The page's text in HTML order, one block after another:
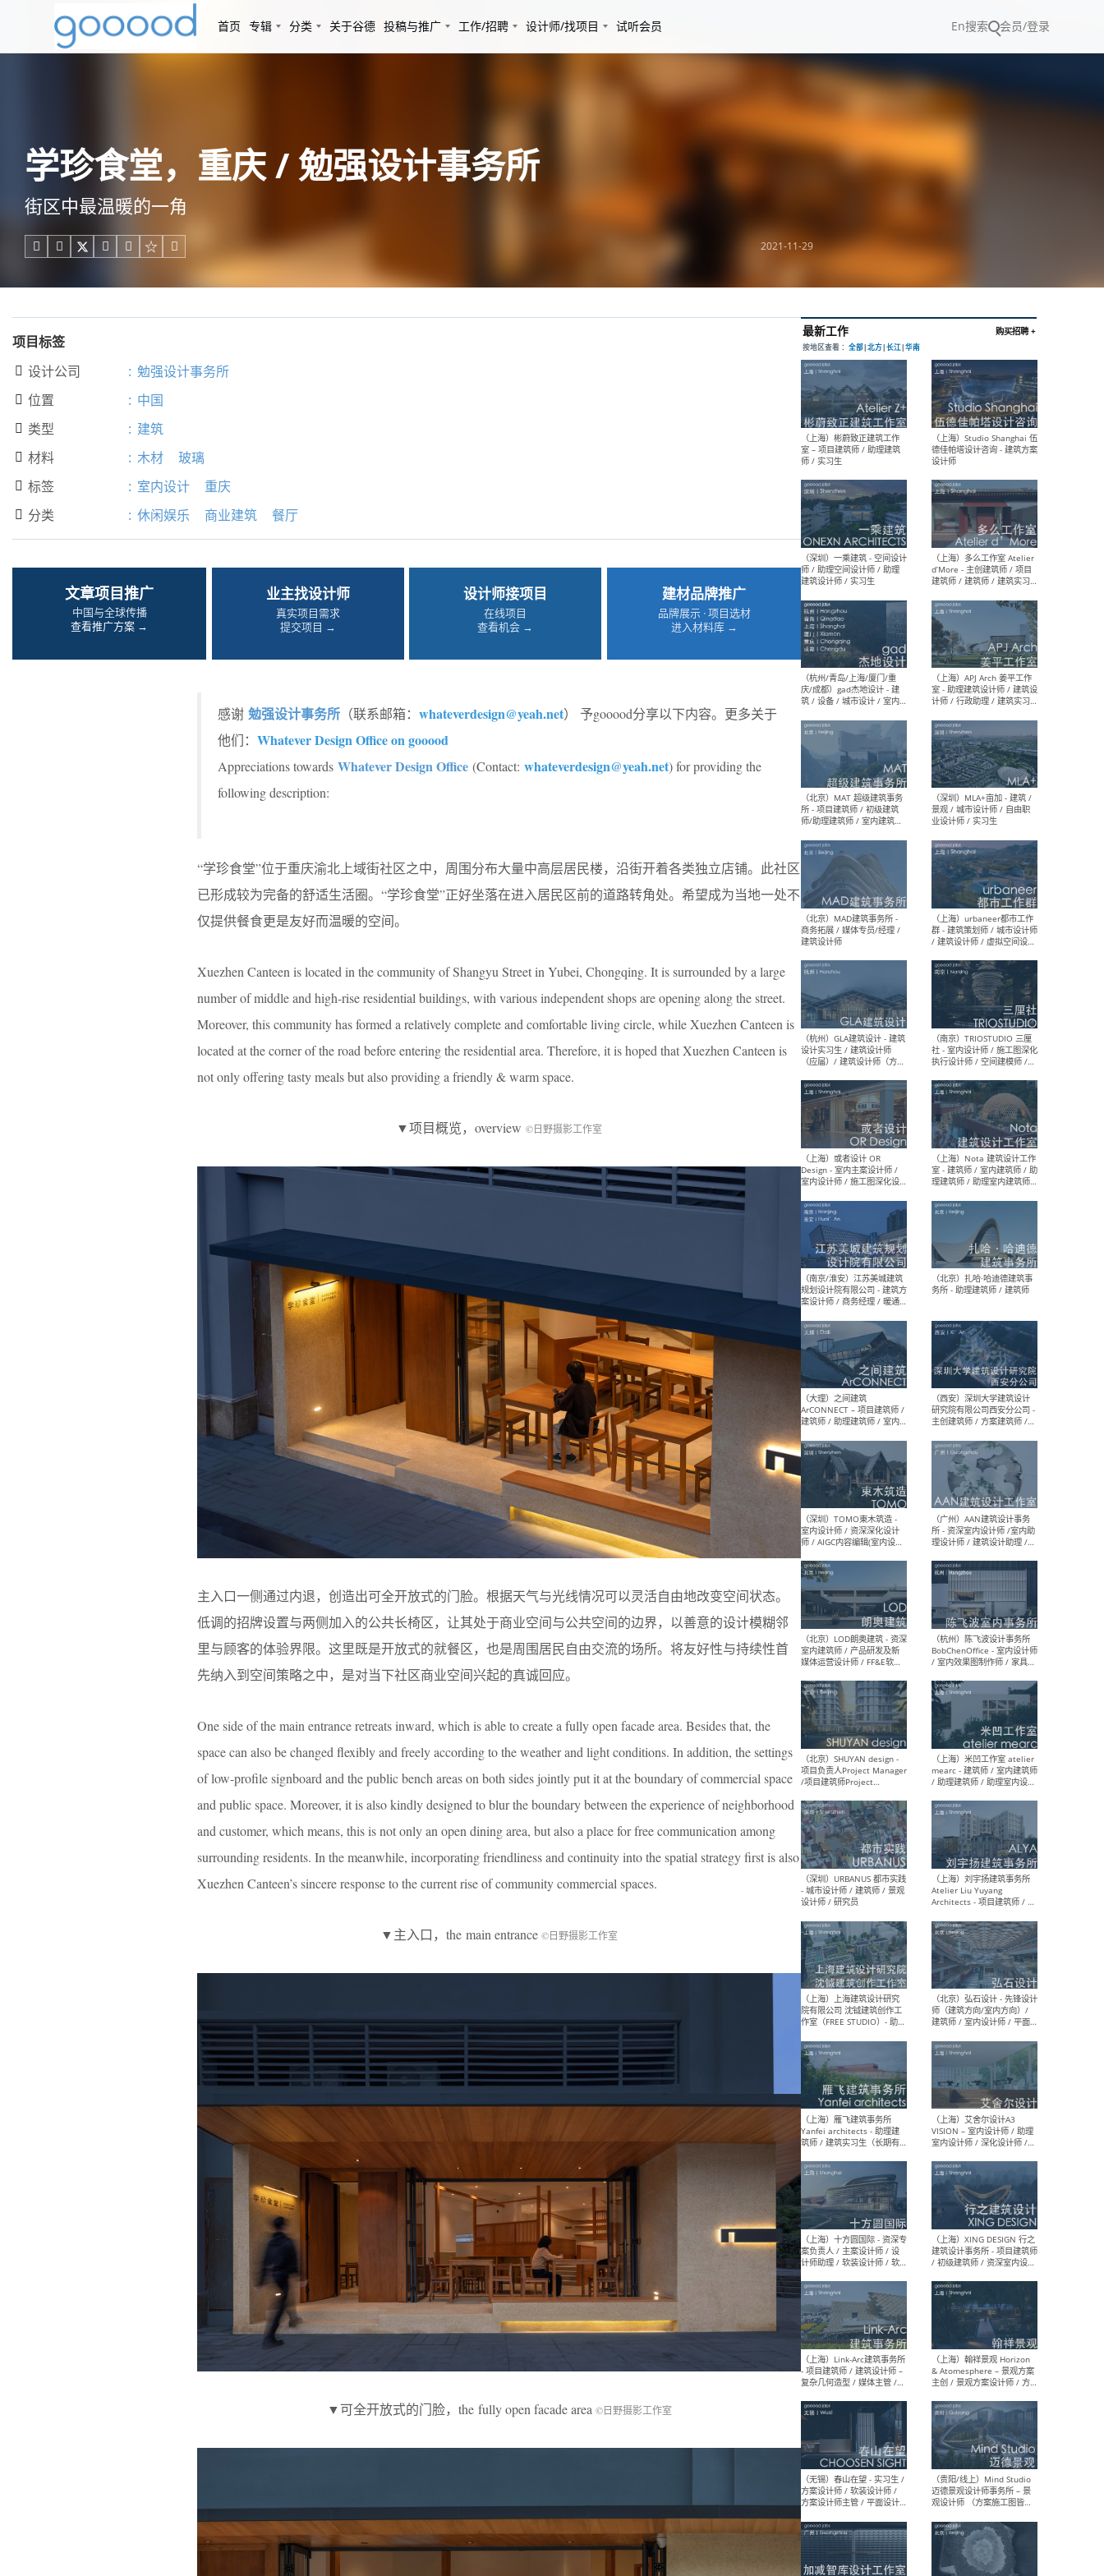
首页 专辑 分类 关于谷德 投稿与推广 工作/招聘 设计师/找项目 试听会员 En搜索 会员/登录
学珍食堂，重庆 / 勉强设计事务所
街区中最温暖的一角
     2021-11-29
项目标签
 设计公司 : 勉强设计事务所
 位置 : 中国
 类型 : 建筑
 材料 : 木材 玻璃
 标签 : 室内设计 重庆
 分类 : 休闲娱乐 商业建筑 餐厅
文章项目推广
中国与全球传播
查看推广方案 →
业主找设计师
真实项目需求
提交项目 →
设计师接项目
在线项目
查看机会 →
建材品牌推广
品牌展示 · 项目选材
进入材料库 →
感谢 勉强设计事务所 （联系邮箱： whateverdesign@yeah.net） 予gooood分享以下内容。更多关于
他们： Whatever Design Office on gooood
Appreciations towards Whatever Design Office (Contact: whateverdesign@yeah.net) for providing the
following description:
“学珍食堂”位于重庆渝北上域街社区之中，周围分布大量中高层居民楼，沿街开着各类独立店铺。此社区
已形成较为完备的舒适生活圈。“学珍食堂”正好坐落在进入居民区前的道路转角处。希望成为当地一处不
仅提供餐食更是友好而温暖的空间。
Xuezhen Canteen is located in the community of Shangyu Street in Yubei, Chongqing. It is surrounded by a large
number of middle and high-rise residential buildings, with various independent shops are opening along the street.
Moreover, this community has formed a relatively complete and comfortable living circle, while Xuezhen Canteen is
located at the corner of the road before entering the residential area. Therefore, it is hoped that Xuezhen Canteen is
not only offering tasty meals but also providing a friendly & warm space.
▼项目概览，overview ©日野摄影工作室
主入口一侧通过内退，创造出可全开放式的门脸。根据天气与光线情况可以灵活自由地改变空间状态。
低调的招牌设置与两侧加入的公共长椅区，让其处于商业空间与公共空间的边界，以善意的设计模糊邻
里与顾客的体验界限。这里既是开放式的就餐区，也是周围居民自由交流的场所。将友好性与持续性首
先纳入到空间策略之中，是对当下社区商业空间兴起的真诚回应。
One side of the main entrance retreats inward, which is able to create a fully open facade area. Besides that, the
space can also be changed flexibly and freely according to the weather and light conditions. In addition, the settings
of low-profile signboard and the public bench areas on both sides jointly put it at the boundary of commercial space
and public space. Moreover, it is also kindly designed to blur the boundary between the experience of neighborhood
and customer, which means, this is not only an open dining area, but also a place for free communication among
surrounding residents. In the meanwhile, incorporating friendliness and continuity into the spatial strategy first is also
Xuezhen Canteen’s sincere response to the current rise of community commercial spaces.
▼主入口，the main entrance ©日野摄影工作室
▼可全开放式的门脸，the fully open facade area ©日野摄影工作室
最新工作
按地区查看 ：全部|北方|长江
（上海）彬蔚致正建筑工作
室 – 项目建筑师 / 助理建筑
师 / 实习生
（深圳）一乘建筑 - 空间设计
师 / 助理空间设计师 / 助理
建筑设计师 / 实习生
（杭州/青岛/上海/厦门/重
庆/成都）gad杰地设计 - 建
筑 / 设备 / 城市设计 / 室内 /
幕墙 / BIM / 成本 / 工程 / 运
营 / 品牌 / 观点views / 实习
等
（北京）MAT 超级建筑事务
所 - 项目建筑师 / 初级建筑
/ 实习生
（北京）MAD建筑事务所 -
商务拓展 / 媒体专员/经理 /
建筑设计师
（杭州）GLA建筑设计 - 建筑
设计实习生 / 建筑设计师
（应届）/ 建筑设计师（方案
设计）/ 建筑设计师（施工
图）/ 结构设计师 / 给排水设
计师
（上海）或者设计 OR
Design - 室内主案设计师 /
室内设计师 / 施工图深化设
计师 / 室内设计助理 / 新媒
体运营
（南京/淮安）江苏美城建筑
规划设计院有限公司 - 建筑方
案设计师 / 商务经理 / 暖通
设计师 / 造价工程师
（大理）之间建筑
ArCONNECT – 项目建筑师 /
建筑师 / 助理建筑师 / 室内
设计师 / 实习生
（深圳）TOMO東木筑造 -
室内设计师 / 资深深化设计
方向) / 照明设计师 / 软装设
计师
（北京）LOD朗奥建筑 - 资深
室内建筑师 / 产品研发及新
媒体运营设计师 / FF&E软装
设计师 / 深化设计师 / 实习
生
（北京）SHUYAN design -
项目负责人Project Manager
/项目建筑师Project
Architect / 助理建筑师
Assistant Architect / 创始
人助理Founder's Assistant
/ 实习生Intern
（深圳）URBANUS 都市实践
- 城市设计师 / 建筑师 / 景观
设计师 / 研究员
（上海）上海建筑设计研究
院有限公司 沈钺建筑创作工
作室（FREE STUDIO）- 助理
建筑师 / 驻场建筑师 / 实习
生
（上海）雁飞建筑事务所
Yanfei architects - 助理建
筑师 / 建筑实习生（长期有
效）